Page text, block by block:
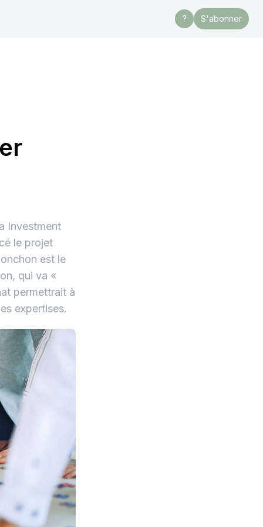
? S'abonner
Investment
le projet
est le
qui va «
permettrait à
expertises.